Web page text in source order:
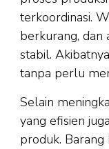
terkoordinasi.
berkurang, dan
stabil.
tanpa perlu
Selain
yang efisien
produk.